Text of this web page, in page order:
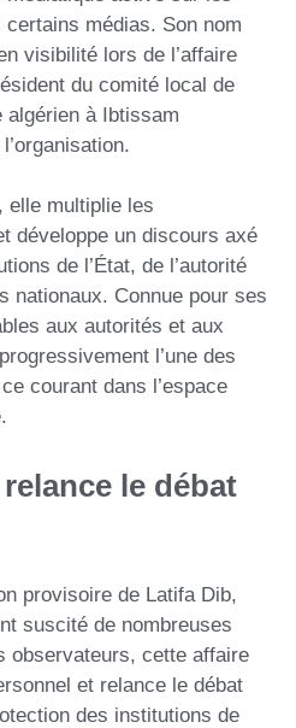
médias. Son nom
visibilité lors de l’affaire
du comité local de
algérien à Ibtissam
elle multiplie les
développe un discours axé
de l’État, de l’autorité
nationaux. Connue pour ses
aux autorités et aux
l’une des
courant dans l’espace
le débat
provisoire de Latifa Dib,
suscité de nombreuses
observateurs, cette affaire
et relance le débat
des institutions de